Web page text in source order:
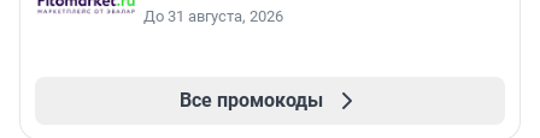
До 31 августа, 2026
Все промокоды